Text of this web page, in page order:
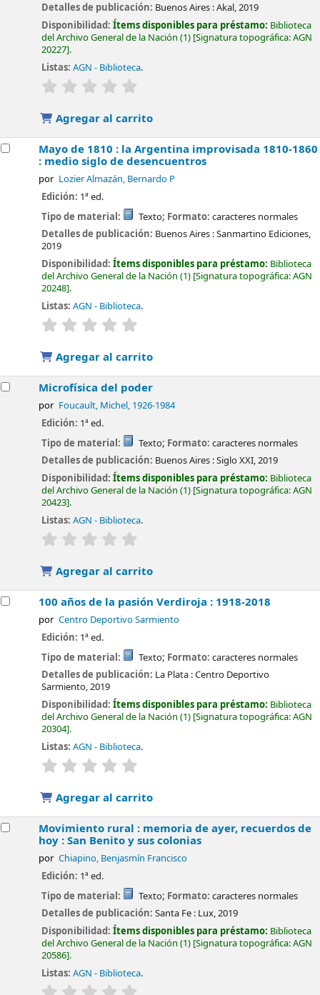
Detalles de publicación: Buenos Aires :Akal,2019
Disponibilidad:Ítems disponibles para préstamo: Biblioteca
del Archivo General de la Nación (1) Signatura topográfica:AGN
20227 .
Listas: AGN - Biblioteca.
valoración
Agregar al carrito
Mayo de 1810 : la Argentina improvisada 1810-1860
: medio siglo de desencuentros
por Lozier Almazán, Bernardo P
Edición: 1ª ed.
Tipo de material:
Texto; Formato: caracteres normales
Detalles de publicación: Buenos Aires :Sanmartino Ediciones,
2019
Disponibilidad:Ítems disponibles para préstamo: Biblioteca
del Archivo General de la Nación (1) Signatura topográfica:AGN
20248 .
Listas: AGN - Biblioteca.
valoración
Agregar al carrito
Microfísica del poder
por Foucault, Michel, 1926-1984
Edición: 1ª ed.
Tipo de material:
Texto; Formato: caracteres normales
Detalles de publicación: Buenos Aires :Siglo XXI,2019
Disponibilidad:Ítems disponibles para préstamo: Biblioteca
del Archivo General de la Nación (1) Signatura topográfica:AGN
20423 .
Listas: AGN - Biblioteca.
valoración
Agregar al carrito
100 años de la pasión Verdiroja : 1918-2018
por Centro Deportivo Sarmiento
Edición: 1ª ed.
Tipo de material:
Texto; Formato: caracteres normales
Detalles de publicación: La Plata :Centro Deportivo
Sarmiento,2019
Disponibilidad:Ítems disponibles para préstamo: Biblioteca
del Archivo General de la Nación (1) Signatura topográfica:AGN
20304 .
Listas: AGN - Biblioteca.
valoración
Agregar al carrito
Movimiento rural : memoria de ayer, recuerdos de
hoy : San Benito y sus colonias
por Chiapino, Benjasmín Francisco
Edición: 1ª ed.
Tipo de material:
Texto; Formato: caracteres normales
Detalles de publicación:Santa Fe : Lux,2019
Disponibilidad:Ítems disponibles para préstamo: Biblioteca
del Archivo General de la Nación (1) Signatura topográfica:AGN
20586 .
Listas: AGN - Biblioteca.
valoración